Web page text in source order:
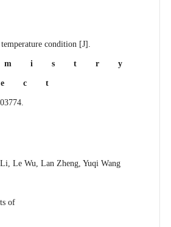
condition [J].
Le Wu, Lan Zheng, Yuqi Wang
of